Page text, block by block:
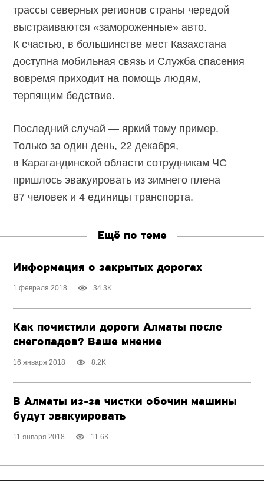
трассы северных регионов страны чередой
выстраиваются «замороженные» авто.
К счастью, в большинстве мест Казахстана
доступна мобильная связь и Служба спасения
вовремя приходит на помощь людям,
терпящим бедствие.
Последний случай — яркий тому пример.
Только за один день, 22 декабря,
в Карагандинской области сотрудникам ЧС
пришлось эвакуировать из зимнего плена
87 человек и 4 единицы транспорта.
Ещё по теме
Информация о закрытых дорогах
1 февраля 2018 34.3K
Как почистили дороги Алматы после
снегопадов? Ваше мнение
16 января 2018 8.2K
В Алматы из-за чистки обочин машины
будут эвакуировать
11 января 2018 11.6K